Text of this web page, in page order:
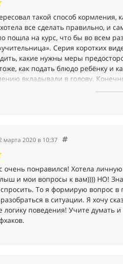
такой способ кормления,
все сделать правильно, и
пошла на курс, что бы во всем
Серия коротких
какие нужны меры
как подать блюдо ребёнку и
вкладывали в голову.
Ещё раз повторюсь, Полина очень
то, что мы считали глупым
новый (т.е. на самом деле
Полине за то, что
марта 2020 в 10:37
очень понравился! Хотела
и мои вопросы к вам)))) НО!
То я формирую вопрос
в ситуации. Я хочу
логику поведения! Учите думать